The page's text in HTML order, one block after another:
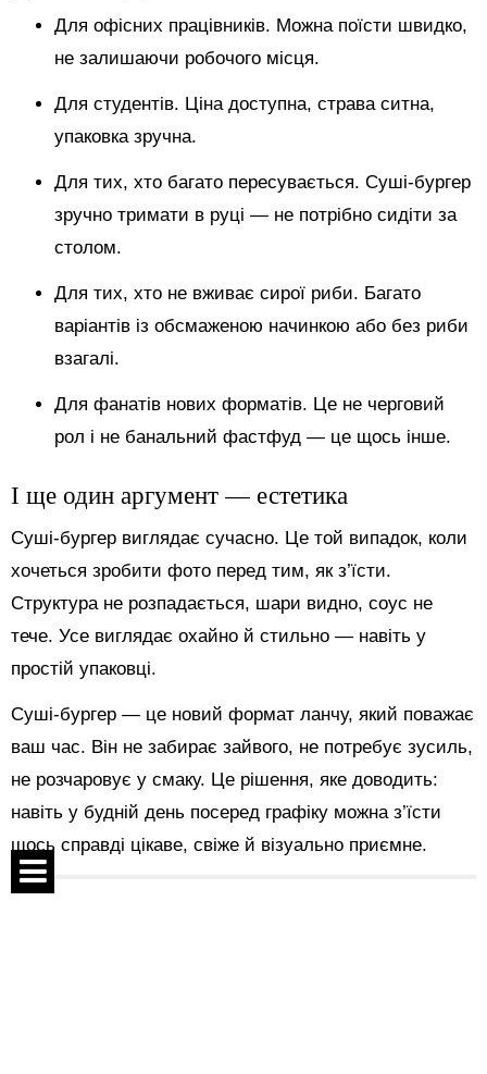
Для офісних працівників. Можна поїсти швидко,
не залишаючи робочого місця.
Для студентів. Ціна доступна, страва ситна,
упаковка зручна.
Для тих, хто багато пересувається. Суші-бургер
зручно тримати в руці — не потрібно сидіти за
столом.
Для тих, хто не вживає сирої риби. Багато
варіантів із обсмаженою начинкою або без риби
взагалі.
Для фанатів нових форматів. Це не черговий
рол і не банальний фастфуд — це щось інше.
І ще один аргумент — естетика
Суші-бургер виглядає сучасно. Це той випадок, коли
хочеться зробити фото перед тим, як з’їсти.
Структура не розпадається, шари видно, соус не
тече. Усе виглядає охайно й стильно — навіть у
простій упаковці.
Суші-бургер — це новий формат ланчу, який поважає
ваш час. Він не забирає зайвого, не потребує зусиль,
не розчаровує у смаку. Це рішення, яке доводить:
навіть у будній день посеред графіку можна з’їсти
щось справді цікаве, свіже й візуально приємне.